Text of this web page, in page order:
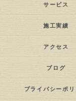
サービス
施工実績
アクセス
ブログ
プライバシーポ